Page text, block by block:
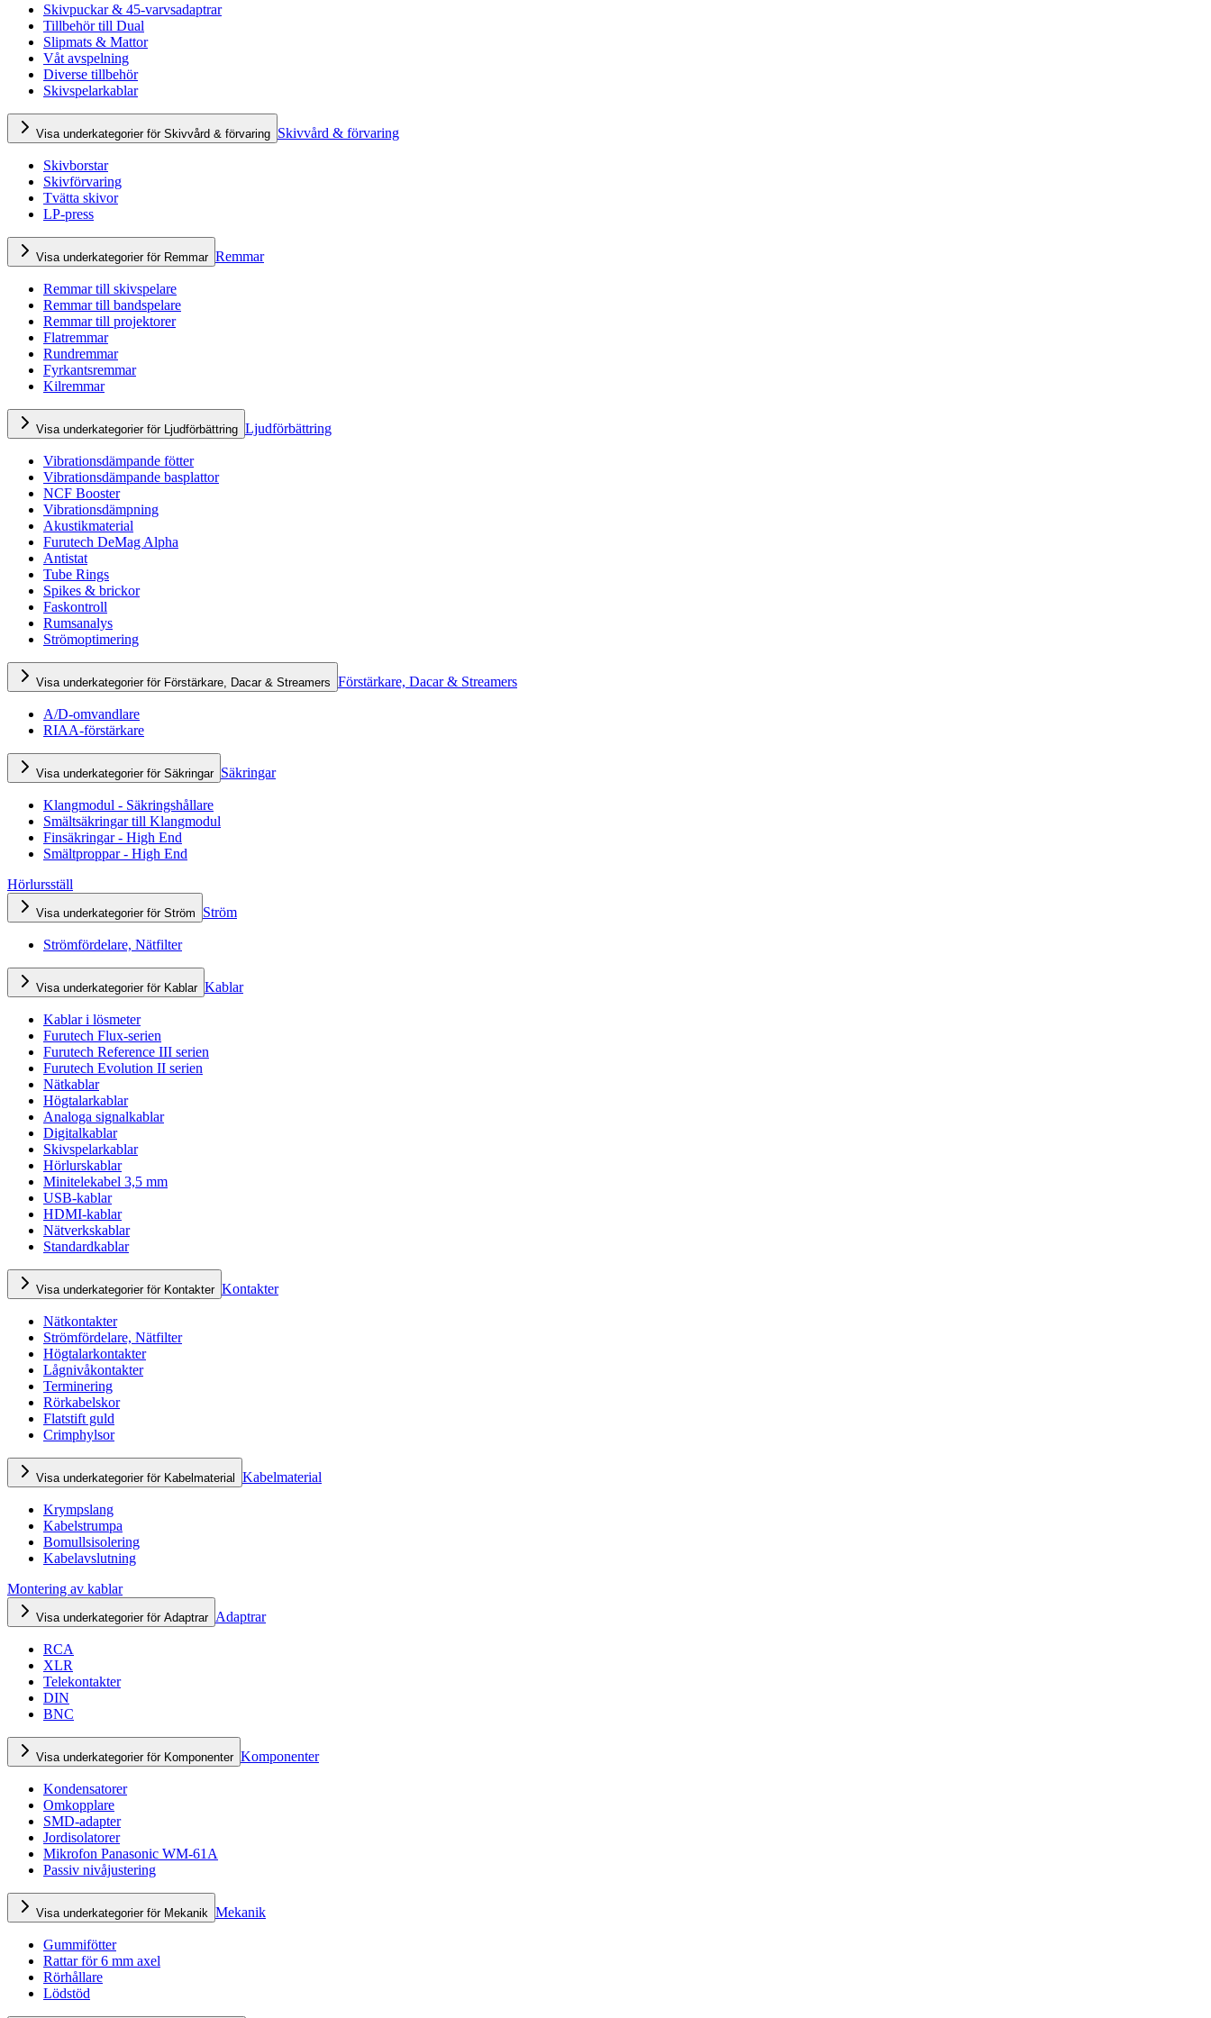
Skivpuckar & 45-varvsadaptrar
Tillbehör till Dual
Slipmats & Mattor
Våt avspelning
Diverse tillbehör
Skivspelarkablar
Visa underkategorier för Skivvård & förvaring Skivvård & förvaring
Skivborstar
Skivförvaring
Tvätta skivor
LP-press
Visa underkategorier för Remmar Remmar
Remmar till skivspelare
Remmar till bandspelare
Remmar till projektorer
Flatremmar
Rundremmar
Fyrkantsremmar
Kilremmar
Visa underkategorier för Ljudförbättring Ljudförbättring
Vibrationsdämpande fötter
Vibrationsdämpande basplattor
NCF Booster
Vibrationsdämpning
Akustikmaterial
Furutech DeMag Alpha
Antistat
Tube Rings
Spikes & brickor
Faskontroll
Rumsanalys
Strömoptimering
Visa underkategorier för Förstärkare, Dacar & Streamers Förstärkare, Dacar & Streamers
A/D-omvandlare
RIAA-förstärkare
Visa underkategorier för Säkringar Säkringar
Klangmodul - Säkringshållare
Smältsäkringar till Klangmodul
Finsäkringar - High End
Smältproppar - High End
Hörlursställ
Visa underkategorier för Ström Ström
Strömfördelare, Nätfilter
Visa underkategorier för Kablar Kablar
Kablar i lösmeter
Furutech Flux-serien
Furutech Reference III serien
Furutech Evolution II serien
Nätkablar
Högtalarkablar
Analoga signalkablar
Digitalkablar
Skivspelarkablar
Hörlurskablar
Minitelekabel 3,5 mm
USB-kablar
HDMI-kablar
Nätverkskablar
Standardkablar
Visa underkategorier för Kontakter Kontakter
Nätkontakter
Strömfördelare, Nätfilter
Högtalarkontakter
Lågnivåkontakter
Terminering
Rörkabelskor
Flatstift guld
Crimphylsor
Visa underkategorier för Kabelmaterial Kabelmaterial
Krympslang
Kabelstrumpa
Bomullsisolering
Kabelavslutning
Montering av kablar
Visa underkategorier för Adaptrar Adaptrar
RCA
XLR
Telekontakter
DIN
BNC
Visa underkategorier för Komponenter Komponenter
Kondensatorer
Omkopplare
SMD-adapter
Jordisolatorer
Mikrofon Panasonic WM-61A
Passiv nivåjustering
Visa underkategorier för Mekanik Mekanik
Gummifötter
Rattar för 6 mm axel
Rörhållare
Lödstöd